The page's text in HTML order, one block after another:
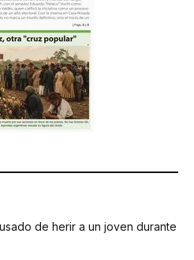
de herir a un joven durante